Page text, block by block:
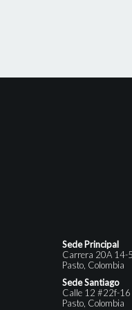
Sede Principal
Carrera 20A 14-
Pasto, Colombia
Sede Santiago
Calle 12 #22f-
Pasto, Colombia